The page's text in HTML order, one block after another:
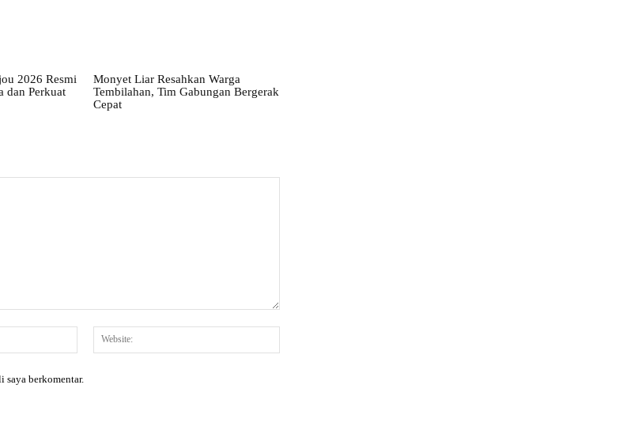
2026 Resmi
dan Perkuat
Monyet Liar Resahkan Warga
Tembilahan, Tim Gabungan Bergerak
Cepat
Email:*
saya berkomentar.